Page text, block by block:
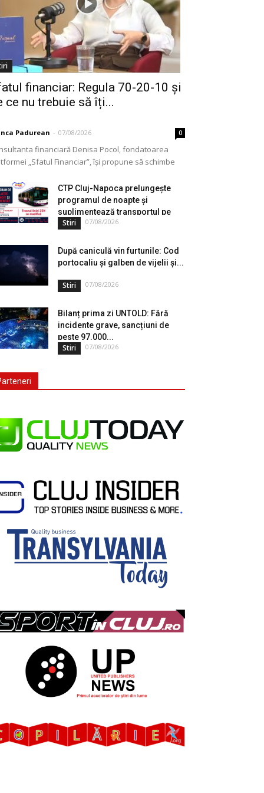
financiar: Regula 70-20-10 și
ce nu trebuie să îți...
Padurean - 07/08/2026 0
financiară Denisa Pocol, fondatoarea
„Sfatul Financiar”, își propune să schimbe
de peste...CTP Cluj-Napoca prelungește
programul de noapte și
suplimentează transportul pe
durata...
Stiri 07/08/2026
După caniculă vin furtunile: Cod
portocaliu și galben de vijelii și...
Stiri 07/08/2026
Bilanț prima zi UNTOLD: Fără
incidente grave, sancțiuni de
peste 97.000...
Stiri 07/08/2026